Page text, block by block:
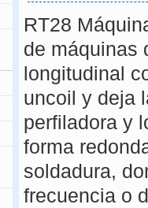
RT28
de máquinas
longitudinal
uncoil y deja
perfiladora y
forma
soldadura,
frecuencia o